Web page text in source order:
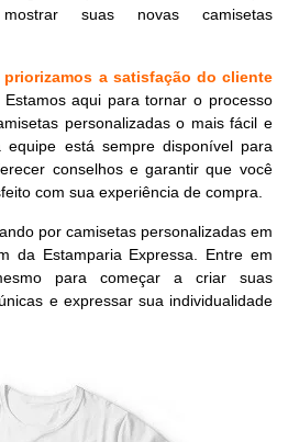
suas novas camisetas
priorizamos a satisfação do cliente
Estamos aqui para tornar o processo
personalizadas o mais fácil e
equipe está sempre disponível para
conselhos e garantir que você
com sua experiência de compra.
por camisetas personalizadas em
da Estamparia Expressa. Entre em
para começar a criar suas
e expressar sua individualidade